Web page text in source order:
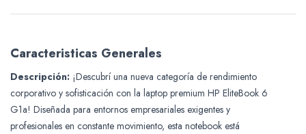
Caracteristicas Generales
Descripción: ¡Descubrí una nueva categoría de rendimiento
corporativo y sofisticación con la laptop premium HP EliteBook 6
G1a! Diseñada para entornos empresariales exigentes y
profesionales en constante movimiento, esta notebook está